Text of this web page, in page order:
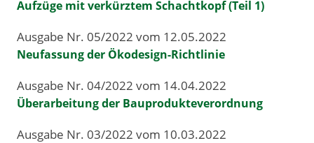
Aufzüge mit verkürztem Schachtkopf (Teil 1)
Ausgabe Nr. 05/2022 vom 12.05.2022
Neufassung der Ökodesign-Richtlinie
Ausgabe Nr. 04/2022 vom 14.04.2022
Überarbeitung der Bauprodukteverordnung
Ausgabe Nr. 03/2022 vom 10.03.2022